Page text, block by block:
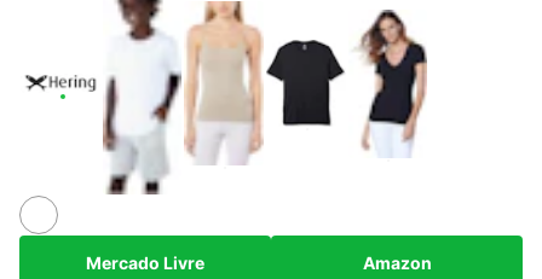
Mercado Livre Amazon